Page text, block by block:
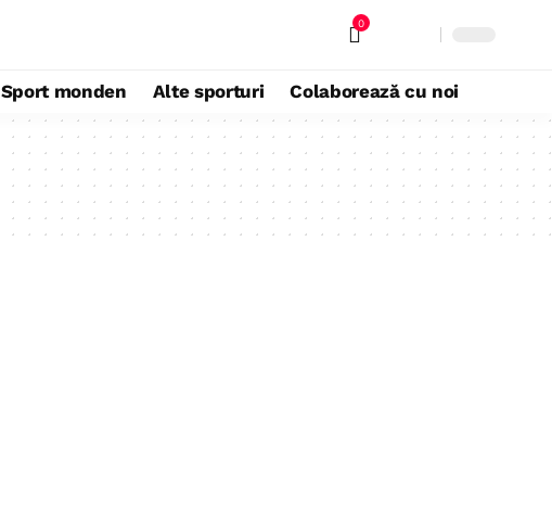
0
Sport monden Alte sporturi Colaborează cu noi